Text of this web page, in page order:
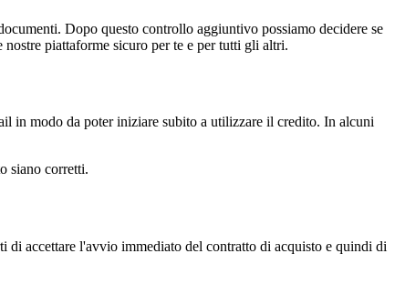
Dopo questo controllo aggiuntivo possiamo decidere se
piattaforme sicuro per te e per tutti gli altri.
in modo da poter iniziare subito a utilizzare il credito. In alcuni
siano corretti.
accettare l'avvio immediato del contratto di acquisto e quindi di